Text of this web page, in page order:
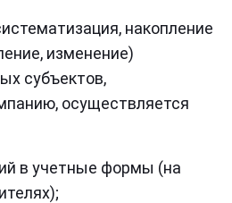
накопление
изменение)
субъектов,
осуществляется
в учетные формы (на